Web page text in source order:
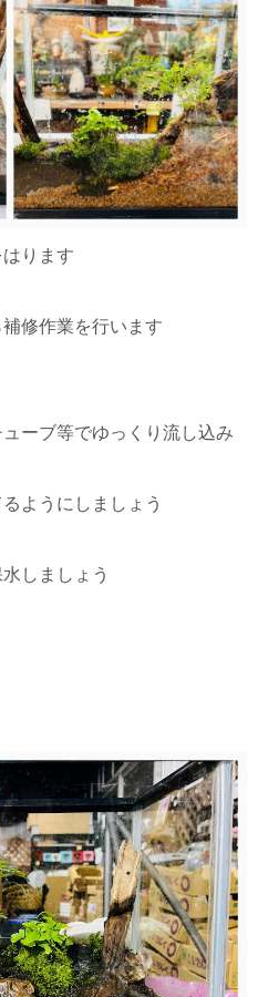
ります
修作業を行います
ーブ等でゆっくり流し込み
ようにしましょう
しましょう